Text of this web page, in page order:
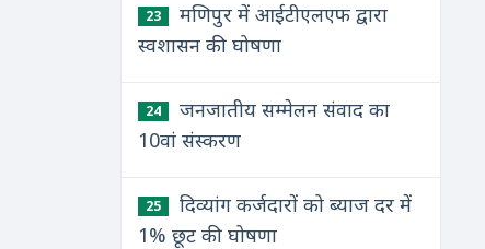
23
मणिपुर में आईटीएलएफ द्वारा
स्वशासन की घोषणा
24
जनजातीय सम्मेलन संवाद का
10वां संस्करण
25
दिव्यांग कर्जदारों को ब्याज दर में
1% छूट की घोषणा